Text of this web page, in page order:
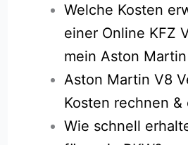
Welche Kosten
einer Online KFZ
mein Aston
Aston Martin V8
Kosten rechnen &
Wie schnell